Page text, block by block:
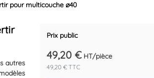
pour multicouche ø40
autres
Prix public
49,20 €HT/pièce
49,20 € TTC